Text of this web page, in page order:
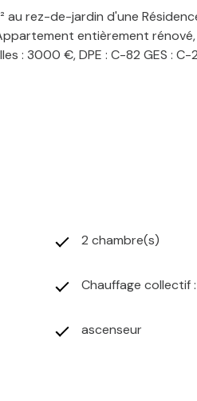
au rez-de-jardin d'une
entièrement
: 3000 €, DPE : C-82 GES :
2 chambre(s)
Chauffage collectif
ascenseur